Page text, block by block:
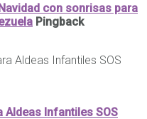
con sonrisas para
Pingback
Aldeas Infantiles SOS
Infantiles SOS